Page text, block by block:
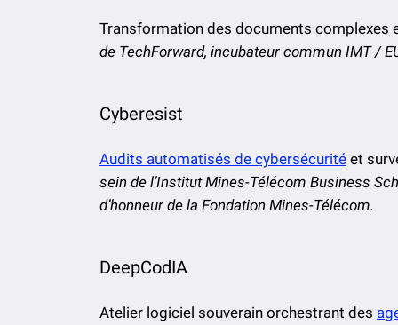
Transformation des documents complexes
de TechForward, incubateur commun IMT /
Cyberesist
Audits automatisés de cybersécurité et
sein de l’Institut Mines-Télécom Business
d’honneur de la Fondation Mines-Télécom.
DeepCodIA
Atelier logiciel souverain orchestrant des